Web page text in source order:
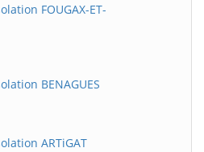
FOUGAX-ET-
BENAGUES
ARTiGAT